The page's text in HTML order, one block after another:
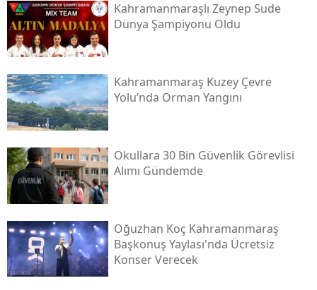
Kahramanmaraşlı Zeynep Sude
Dünya Şampiyonu Oldu
Kahramanmaraş Kuzey Çevre
Yolu’nda Orman Yangını
Okullara 30 Bin Güvenlik Görevlisi
Alımı Gündemde
Oğuzhan Koç Kahramanmaraş
Başkonuş Yaylası'nda Ücretsiz
Konser Verecek